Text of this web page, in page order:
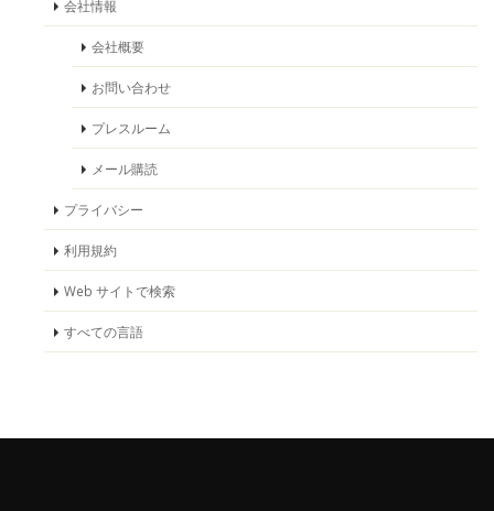
会社情報
会社概要
お問い合わせ
プレスルーム
メール購読
プライバシー
利用規約
Web サイトで検索
すべての言語